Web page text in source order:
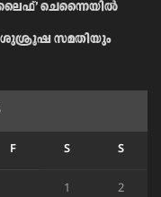
ലൈഫ്’ ചെന്നൈയിൽ
ശുശ്രൂഷ സമതിയും
F S S
1 2